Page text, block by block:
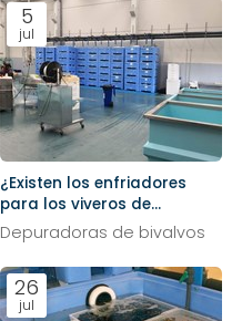
5
jul
¿Existen los enfriadores
para los viveros de
marisco?
Depuradoras de bivalvos
26
jul